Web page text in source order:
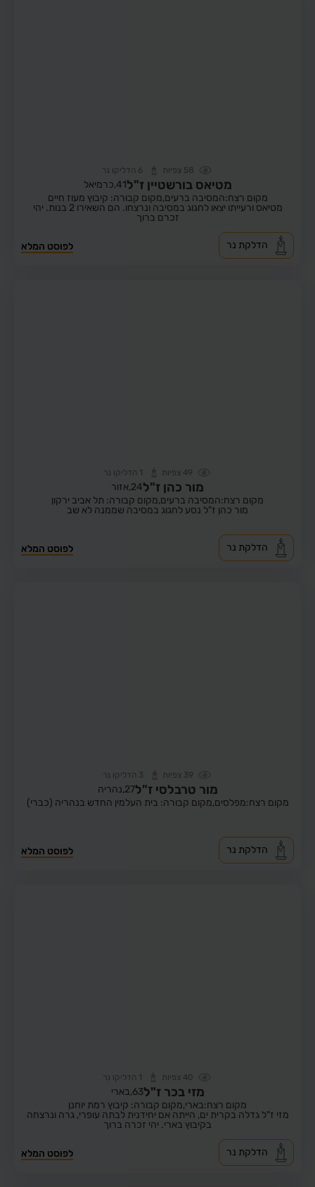
58 צפיות 6 הדליקו נר
מטיאס בורשטיין ז"ל41, כרמיאל
מקום רצח:המסיבה ברעים,מקום קבורה: קיבוץ מעוז חיים
מטיאס ורעייתו יצאו לחגוג במסיבה ונרצחו. הם השאירו 2 בנות. יהי
זכרם ברוך
לפוסט המלא הדלקת נר
49 צפיות 1 הדליקו נר
מור כהן ז"ל24, אזור
מקום רצח:המסיבה ברעים,מקום קבורה: תל אביב ירקון
מור כהן ז"ל נסע לחגוג במסיבה שממנה לא שב
לפוסט המלא הדלקת נר
39 צפיות 3 הדליקו נר
מור טרבלסי ז"ל27, נהריה
מקום רצח:מפלסים,מקום קבורה: בית העלמין החדש בנהריה (כברי)
לפוסט המלא הדלקת נר
40 צפיות 1 הדליקו נר
מזי בכר ז"ל63, בארי
מקום רצח:בארי,מקום קבורה: קיבוץ רמת יוחנן
מזי ז"ל גדלה בקרית ים, הייתה אם יחידנית לבתה עופרי, גרה ונרצחה
בקיבוץ בארי. יהי זכרה ברוך
לפוסט המלא הדלקת נר